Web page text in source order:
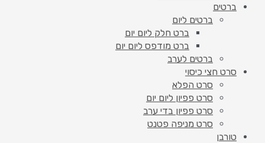
ברטים
ברטים ליום
ברט חלק ליום יום
ברט מודפס ליום יום
ברטים לערב
סרט חצי כיסוי
סרט הפלא
סרט פפיון ליום יום
סרט פפיון בדי ערב
סרט מניפה פטנט
טורבן